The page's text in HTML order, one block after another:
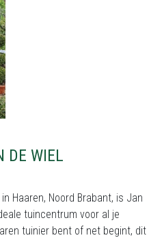
DE WIEL
Haaren, Noord Brabant, is Jan
tuincentrum voor al je
tuinier bent of net begint, dit